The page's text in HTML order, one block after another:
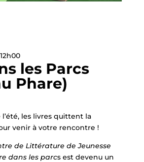
les Parcs
Phare)
les livres quittent la
venir à votre rencontre !
de Littérature de Jeunesse
dans les parcs est devenu un